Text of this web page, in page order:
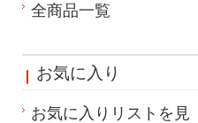
全商品一覧
お気に入り
お気に入りリストを見